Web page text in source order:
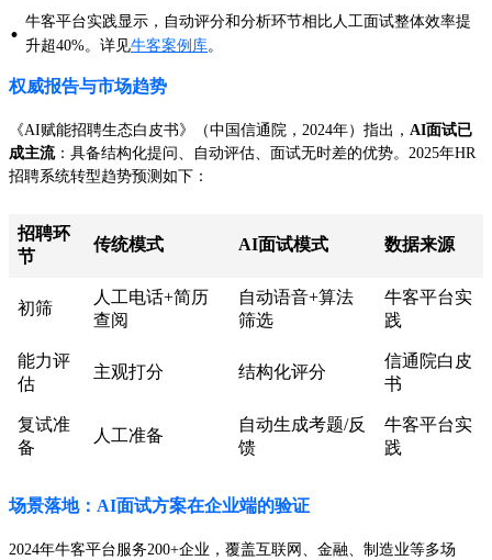
· 牛客平台实践显示，自动评分和分析环节相比人工面试整体效率提
升超40%。详见牛客案例库。
权威报告与市场趋势
《AI赋能招聘生态白皮书》（中国信通院，2024年）指出， AI面试已
成主流：具备结构化提问、自动评估、面试无时差的优势。2025年HR
招聘系统转型趋势预测如下：
招聘环
节
传统模式 AI面试模式 数据来源
初筛
人工电话+简历
查阅
自动语音+算法
筛选
牛客平台实
践
能力评
估
主观打分 结构化评分
信通院白皮
书
复试准
备
人工准备
自动生成考题/反
馈
牛客平台实
践
场景落地：AI面试方案在企业端的验证
2024年牛客平台服务200+企业，覆盖互联网、金融、制造业等多场